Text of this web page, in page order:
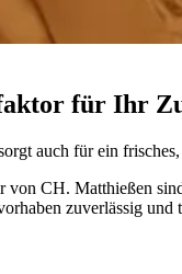
für Ihr
auch für ein
von CH. Matthießen
zuverlässig und